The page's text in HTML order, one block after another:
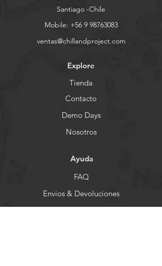
Santiago -Chile
Mobile: +56 9 98763083
ventas@chillandproject.com
Explore
Tienda
Contacto
Demo Days
Nosotros
Ayuda
FAQ
Envios & Devoluciones
Store Policy